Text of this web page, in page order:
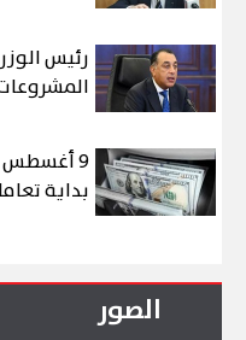
رئيس
بداية
الصور